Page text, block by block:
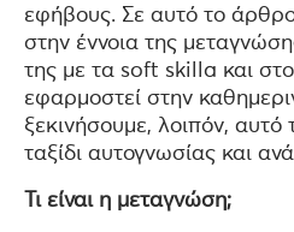
εφήβους. Σε αυτό το
στην έννοια της
της με τα soft skilla και
εφαρμοστεί στην
ξεκινήσουμε, λοιπόν, αυτό
ταξίδι αυτογνωσίας και
Τι είναι η μεταγνώση;